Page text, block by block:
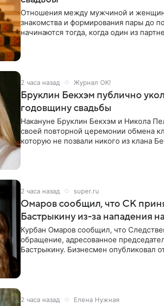
Отношения между мужчиной и
знакомства и формирования пары до
начинаются тогда, когда один из
2 часа назад Журнал OK!
Бруклин Бекхэм публично
годовщину свадьбы
Накануне Бруклин Бекхэм и Никола
своей повторной церемонии обмена
которую не позвали никого из клана
2 часа назад super.ru
Омаров сообщил, что СК
Бастрыкину из-за нападения
Курбан Омаров сообщил, что
обращение, адресованное
Бастрыкину. Бизнесмен опубликовал
2 часа назад Елена Нужная